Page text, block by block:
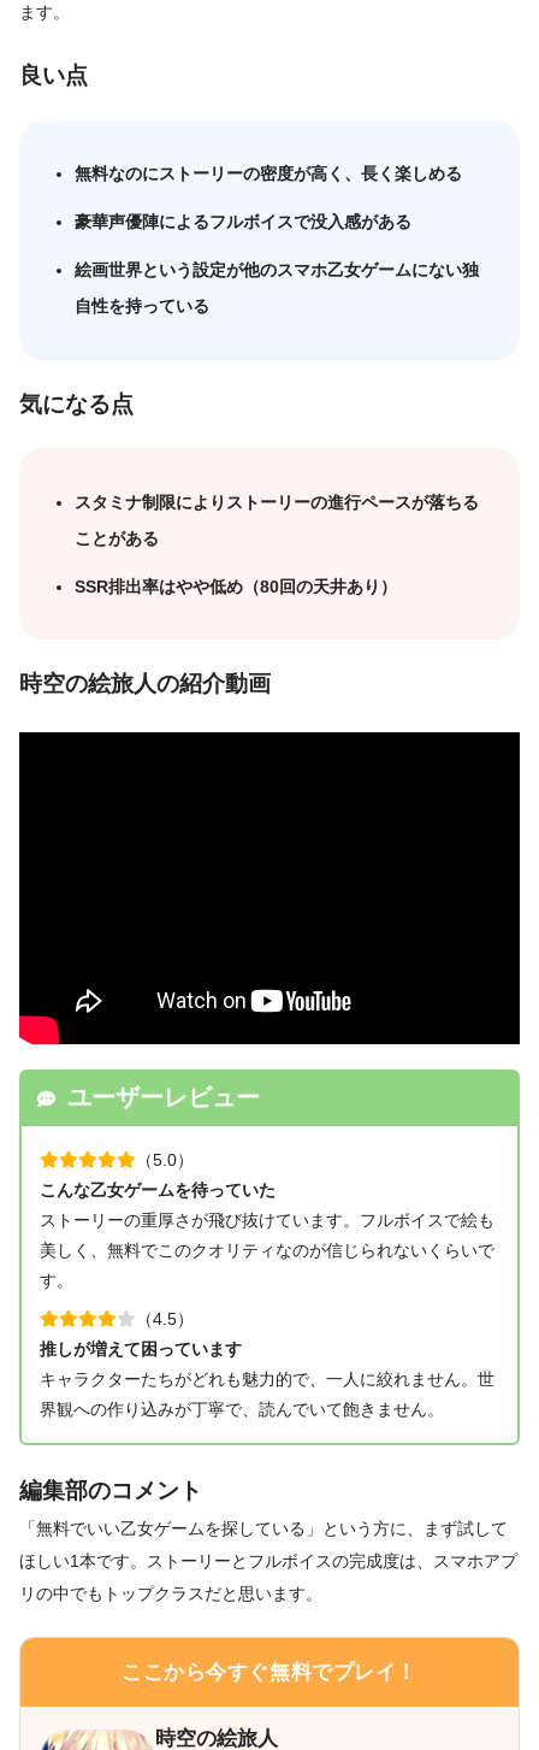
ます。
良い点
無料なのにストーリーの密度が高く、長く楽しめる
豪華声優陣によるフルボイスで没入感がある
絵画世界という設定が他のスマホ乙女ゲームにない独
自性を持っている
気になる点
スタミナ制限によりストーリーの進行ペースが落ちる
ことがある
SSR排出率はやや低め（80回の天井あり）
時空の絵旅人の紹介動画
ユーザーレビュー
（5.0）
こんな乙女ゲームを待っていた
ストーリーの重厚さが飛び抜けています。フルボイスで絵も
美しく、無料でこのクオリティなのが信じられないくらいで
す。
（4.5）
推しが増えて困っています
キャラクターたちがどれも魅力的で、一人に絞れません。世
界観への作り込みが丁寧で、読んでいて飽きません。
編集部のコメント
「無料でいい乙女ゲームを探している」という方に、まず試して
ほしい1本です。ストーリーとフルボイスの完成度は、スマホアプ
リの中でもトップクラスだと思います。
ここから今すぐ無料でプレイ！
時空の絵旅人